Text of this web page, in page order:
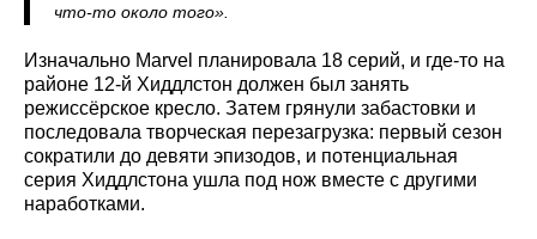
что-то около того».
Изначально Marvel планировала 18 серий, и где-то на
районе 12‑й Хиддлстон должен был занять
режиссёрское кресло. Затем грянули забастовки и
последовала творческая перезагрузка: первый сезон
сократили до девяти эпизодов, и потенциальная
серия Хиддлстона ушла под нож вместе с другими
наработками.